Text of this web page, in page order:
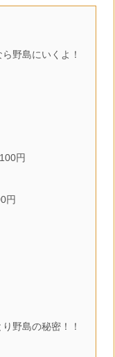
野島にいくよ！
円
円
野島の秘密！！